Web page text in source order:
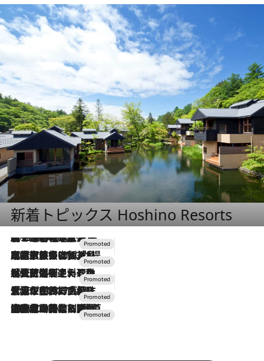
新着トピックス Hoshino Resorts
2026.8.7
【トンボの足水浴】ヒノキの香りに包まれて涼感マックス！約13℃の湧水かけ流しを避暑地「星野温泉 トンボの湯」で体験
2026.7.31
【ホテル帰省】という選択肢をOMOが提案。家族とほどよい距離を保つには「昼は実家、夜は気兼ねなくホテルで！」
2026.7.24
【夏限定ディナーコース】旬を迎える稚鮎や花ズッキーニなどをイタリア・トスカーナの郷土料理の手法で満喫！
2026.7.17
「土佐和ハーブかき氷」がOMO7高知に登場！生姜、山椒、大葉など目にも舌にも涼を呼ぶ郷土の味
2026.7.10
NEW OPEN！【界 草津】名湯の地に誕生。趣の異なる2種の温泉と上州ならではの会席・蕎麦割烹など美食を味わう究極の癒やし旅